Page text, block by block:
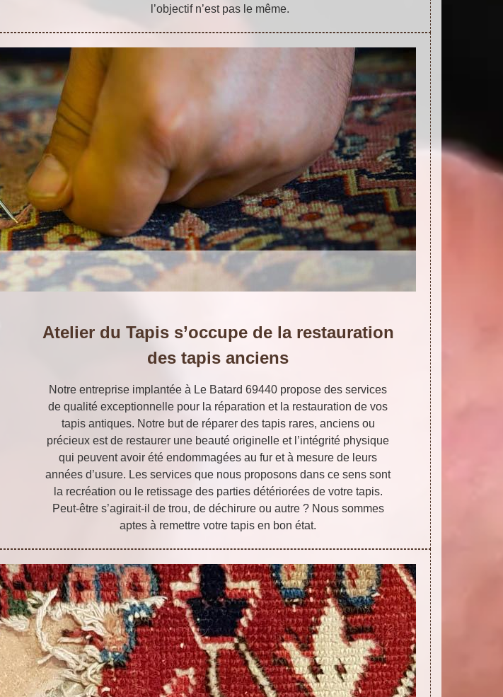
l’objectif n’est pas le même.
Atelier du Tapis s’occupe de la restauration
des tapis anciens
Notre entreprise implantée à Le Batard 69440 propose des services
de qualité exceptionnelle pour la réparation et la restauration de vos
tapis antiques. Notre but de réparer des tapis rares, anciens ou
précieux est de restaurer une beauté originelle et l’intégrité physique
qui peuvent avoir été endommagées au fur et à mesure de leurs
années d’usure. Les services que nous proposons dans ce sens sont
la recréation ou le retissage des parties détériorées de votre tapis.
Peut-être s’agirait-il de trou, de déchirure ou autre ? Nous sommes
aptes à remettre votre tapis en bon état.